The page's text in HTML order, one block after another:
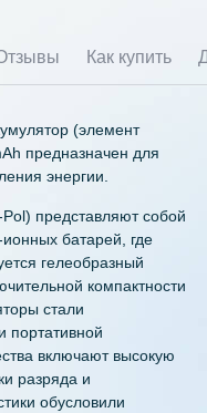
Как купить
(элемент
предназначен для
энергии.
представляют собой
батарей, где
гелеобразный
компактности
стали
портативной
включают высокую
разряда и
обусловили